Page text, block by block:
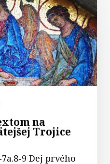
na
Trojice
9 Dej prvého